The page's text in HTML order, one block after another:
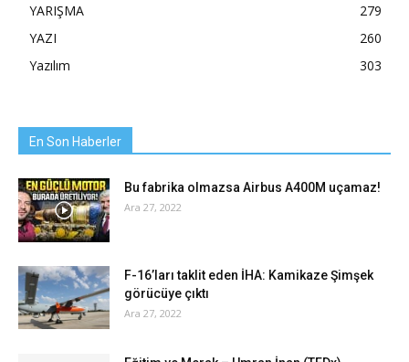
YARIŞMA
279
YAZI
260
Yazılım
303
En Son Haberler
Bu fabrika olmazsa Airbus A400M uçamaz!
Ara 27, 2022
F-16’ları taklit eden İHA: Kamikaze Şimşek
görücüye çıktı
Ara 27, 2022